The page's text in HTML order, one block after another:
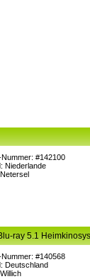
#142100
Niederlande
#140568
Deutschland
ray 5.1